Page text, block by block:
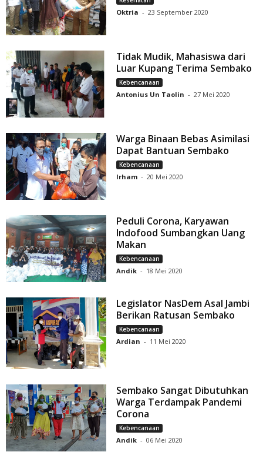
Oktria - 23 September 2020
Tidak Mudik, Mahasiswa dari
Luar Kupang Terima Sembako
Kebencanaan
Antonius Un Taolin - 27 Mei 2020
Warga Binaan Bebas Asimilasi
Dapat Bantuan Sembako
Kebencanaan
Irham - 20 Mei 2020
Peduli Corona, Karyawan
Indofood Sumbangkan Uang
Makan
Kebencanaan
Andik - 18 Mei 2020
Legislator NasDem Asal Jambi
Berikan Ratusan Sembako
Kebencanaan
Ardian - 11 Mei 2020
Sembako Sangat Dibutuhkan
Warga Terdampak Pandemi
Corona
Kebencanaan
Andik - 06 Mei 2020